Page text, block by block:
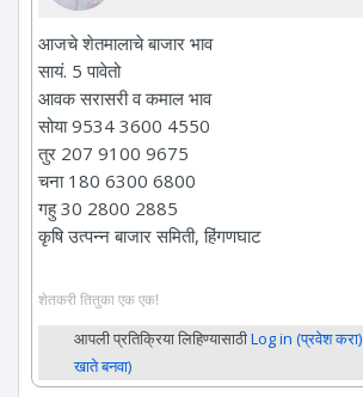
आजचे शेतमालाचे बाजार भाव
सायं. 5 पावेतो
आवक सरासरी व कमाल भाव
सोया 9534 3600 4550
तुर 207 9100 9675
चना 180 6300 6800
गहु 30 2800 2885
कृषि उत्पन्न बाजार समिती, हिंगणघाट
शेतकरी तितुका एक एक!
आपली प्रतिक्रिया लिहिण्यासाठीLog in (प्रवेश करा)
खाते बनवा)